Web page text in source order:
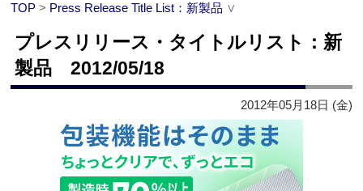
TOP > Press Release Title List：新製品 ∨
プレスリリース・タイトルリスト：新
製品 2012/05/18
2012年05月18日 (金)